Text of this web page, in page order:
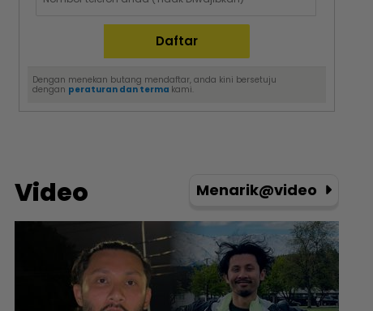
Dengan menekan butang mendaftar, anda kini bersetuju
dengan peraturan dan terma kami.
Video Menarik@video